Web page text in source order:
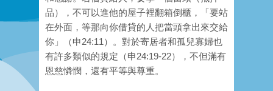
品），不可以進他的屋子裡翻箱倒櫃，「要站
在外面，等那向你借貸的人把當頭拿出來交給
你」（申24:11）。對於寄居者和孤兒寡婦也
有許多類似的規定（申24:19-22），不但滿有
恩慈憐憫，還有平等與尊重。